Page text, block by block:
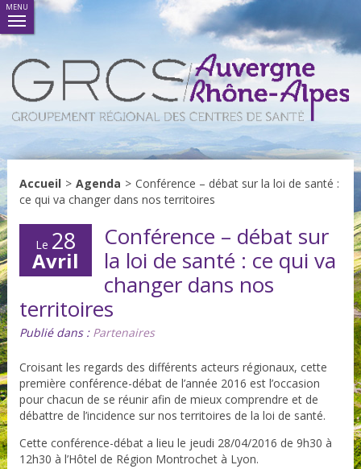
MENU
Accueil > Agenda > Conférence – débat sur la loi de santé :
ce qui va changer dans nos territoires
Le 28
Avril
Conférence – débat sur
la loi de santé : ce qui va
changer dans nos
territoires
Publié dans : Partenaires
Croisant les regards des différents acteurs régionaux, cette
première conférence-débat de l’année 2016 est l’occasion
pour chacun de se réunir afin de mieux comprendre et de
débattre de l’incidence sur nos territoires de la loi de santé.
Cette conférence-débat a lieu le jeudi 28/04/2016 de 9h30 à
12h30 à l’Hôtel de Région Montrochet à Lyon.